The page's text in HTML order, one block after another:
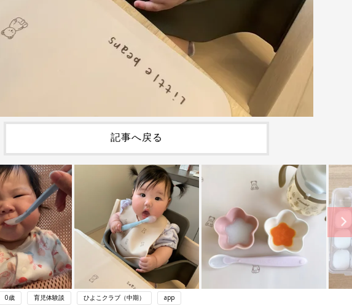
記事へ戻る
0歳 育児体験談 ひよこクラブ（中期） app